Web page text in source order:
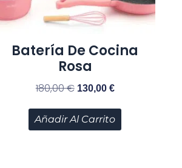
Batería De Cocina
Rosa
180,00€ 130,00 €
Añadir Al Carrito